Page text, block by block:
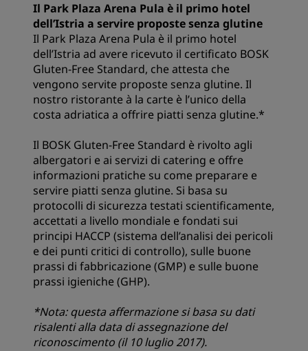
Il Park Plaza Arena Pula è il primo hotel
dell’Istria a servire proposte senza glutine
Il Park Plaza Arena Pula è il primo hotel
dell’Istria ad avere ricevuto il certificato BOSK
Gluten-Free Standard, che attesta che
vengono servite proposte senza glutine. Il
nostro ristorante à la carte è l’unico della
costa adriatica a offrire piatti senza glutine.*
Il BOSK Gluten-Free Standard è rivolto agli
albergatori e ai servizi di catering e offre
informazioni pratiche su come preparare e
servire piatti senza glutine. Si basa su
protocolli di sicurezza testati scientificamente,
accettati a livello mondiale e fondati sui
principi HACCP (sistema dell’analisi dei pericoli
e dei punti critici di controllo), sulle buone
prassi di fabbricazione (GMP) e sulle buone
prassi igieniche (GHP).
*Nota: questa affermazione si basa su dati
risalenti alla data di assegnazione del
riconoscimento (il 10 luglio 2017).